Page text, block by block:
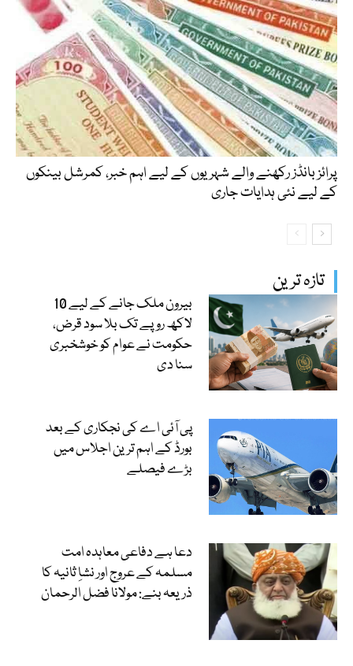
تازہ ترین
بیرون ملک جانے کے لیے 10
لاکھ روپے تک بلا سود قرض،
حکومت نے عوام کو خوشخبری
سنا دی
پی آئی اے کی نجکاری کے بعد
بورڈ کے اہم ترین اجلاس میں
بڑے فیصلے
دعا ہے دفاعی معاہدہ امت
مسلمہ کے عروج اور نشاِ ثانیہ کا
ذریعہ بنے: مولانا فضل الرحمان
پرائز بانڈز رکھنے والے شہریوں کے لیے اہم خبر، کمرشل بینکوں
کے لیے نئی ہدایات جاری